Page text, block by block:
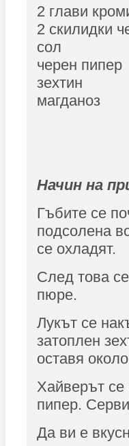
2 глави
2 скилидки
сол
черен пипер
зехтин
магданоз
Начин на
Гъбите се
подсолена
се охладят.
След това
пюре.
Лукът се
затоплен
оставя
Хайверът се
пипер.
Да ви е